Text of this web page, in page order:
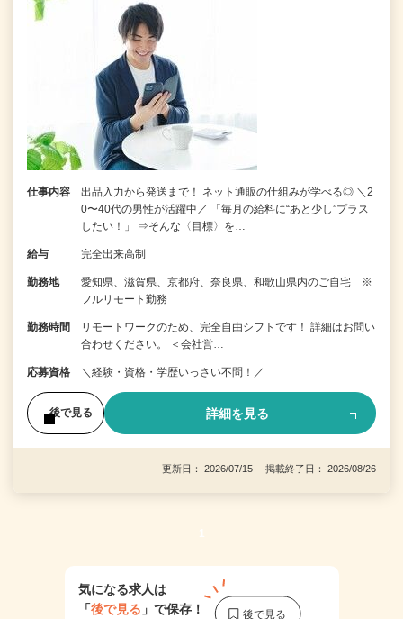
仕事内容
出品入力から発送まで！ ネット通販の仕組みが学べる◎ ＼2
0〜40代の男性が活躍中／ 「毎月の給料に“あと少し”プラス
したい！」 ⇒そんな〈目標〉を…
給与 完全出来高制
勤務地
愛知県、滋賀県、京都府、奈良県、和歌山県内のご自宅 ※
フルリモート勤務
勤務時間
リモートワークのため、完全自由シフトです！ 詳細はお問い
合わせください。 ＜会社営…
応募資格 ＼経験・資格・学歴いっさい不問！／
後で見る 詳細を見る
更新日： 2026/07/15 掲載終了日： 2026/08/26
1
気になる求人は
「後で見る 」で保存！